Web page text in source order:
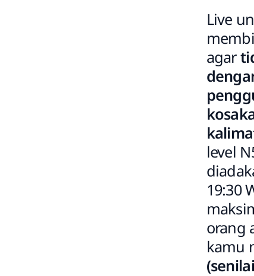
Live
agar
level
19:30
orang
kamu